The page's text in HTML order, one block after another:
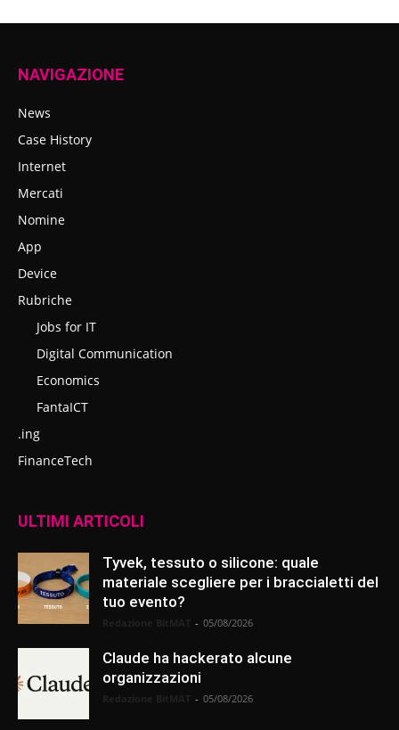
NAVIGAZIONE
News
Case History
Internet
Mercati
Nomine
App
Device
Rubriche
Jobs for IT
Digital Communication
Economics
FantaICT
.ing
FinanceTech
ULTIMI ARTICOLI
Tyvek, tessuto o silicone: quale
materiale scegliere per i braccialetti del
tuo evento?
- 05/08/2026
Claude ha hackerato alcune
organizzazioni
- 05/08/2026